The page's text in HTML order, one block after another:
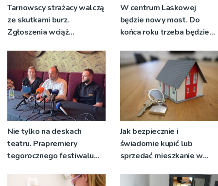
Tarnowscy strażacy walczą
ze skutkami burz.
Zgłoszenia wciąż
W centrum Laskowej
będzie nowy most. Do
końca roku trzeba będzie
Nie tylko na deskach
teatru. Prapremiery
tegorocznego festiwalu
niecodziennych
Jak bezpiecznie i
świadomie kupić lub
sprzedać mieszkanie w